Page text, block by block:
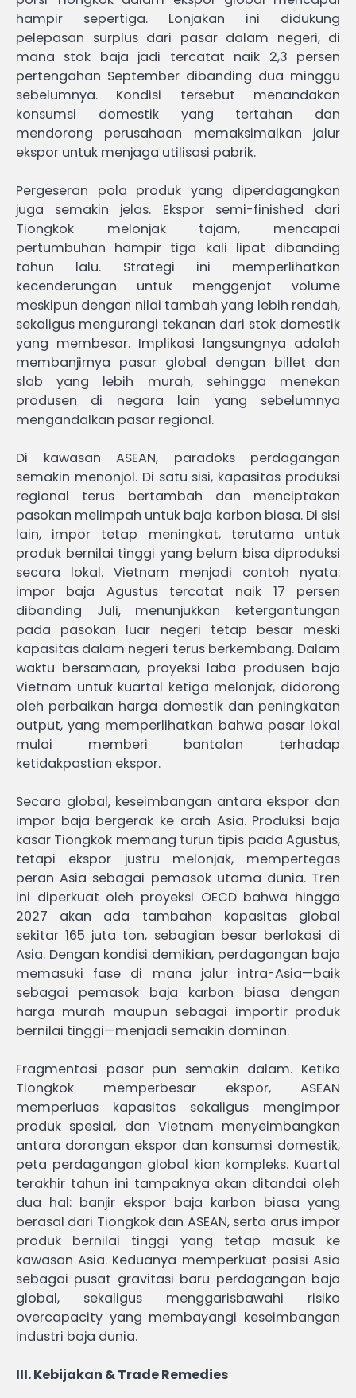
hampir sepertiga. Lonjakan ini didukung
pelepasan surplus dari pasar dalam negeri, di
mana stok baja jadi tercatat naik 2,3 persen
pertengahan September dibanding dua minggu
sebelumnya. Kondisi tersebut menandakan
konsumsi domestik yang tertahan dan
mendorong perusahaan memaksimalkan jalur
ekspor untuk menjaga utilisasi pabrik.
Pergeseran pola produk yang diperdagangkan
juga semakin jelas. Ekspor semi-finished dari
Tiongkok melonjak tajam, mencapai
pertumbuhan hampir tiga kali lipat dibanding
tahun lalu. Strategi ini memperlihatkan
kecenderungan untuk menggenjot volume
meskipun dengan nilai tambah yang lebih rendah,
sekaligus mengurangi tekanan dari stok domestik
yang membesar. Implikasi langsungnya adalah
membanjirnya pasar global dengan billet dan
slab yang lebih murah, sehingga menekan
produsen di negara lain yang sebelumnya
mengandalkan pasar regional.
Di kawasan ASEAN, paradoks perdagangan
semakin menonjol. Di satu sisi, kapasitas produksi
regional terus bertambah dan menciptakan
pasokan melimpah untuk baja karbon biasa. Di sisi
lain, impor tetap meningkat, terutama untuk
produk bernilai tinggi yang belum bisa diproduksi
secara lokal. Vietnam menjadi contoh nyata:
impor baja Agustus tercatat naik 17 persen
dibanding Juli, menunjukkan ketergantungan
pada pasokan luar negeri tetap besar meski
kapasitas dalam negeri terus berkembang. Dalam
waktu bersamaan, proyeksi laba produsen baja
Vietnam untuk kuartal ketiga melonjak, didorong
oleh perbaikan harga domestik dan peningkatan
output, yang memperlihatkan bahwa pasar lokal
mulai memberi bantalan terhadap
ketidakpastian ekspor.
Secara global, keseimbangan antara ekspor dan
impor baja bergerak ke arah Asia. Produksi baja
kasar Tiongkok memang turun tipis pada Agustus,
tetapi ekspor justru melonjak, mempertegas
peran Asia sebagai pemasok utama dunia. Tren
ini diperkuat oleh proyeksi OECD bahwa hingga
2027 akan ada tambahan kapasitas global
sekitar 165 juta ton, sebagian besar berlokasi di
Asia. Dengan kondisi demikian, perdagangan baja
memasuki fase di mana jalur intra-Asia—baik
sebagai pemasok baja karbon biasa dengan
harga murah maupun sebagai importir produk
bernilai tinggi—menjadi semakin dominan.
Fragmentasi pasar pun semakin dalam. Ketika
Tiongkok memperbesar ekspor, ASEAN
memperluas kapasitas sekaligus mengimpor
produk spesial, dan Vietnam menyeimbangkan
antara dorongan ekspor dan konsumsi domestik,
peta perdagangan global kian kompleks. Kuartal
terakhir tahun ini tampaknya akan ditandai oleh
dua hal: banjir ekspor baja karbon biasa yang
berasal dari Tiongkok dan ASEAN, serta arus impor
produk bernilai tinggi yang tetap masuk ke
kawasan Asia. Keduanya memperkuat posisi Asia
sebagai pusat gravitasi baru perdagangan baja
global, sekaligus menggarisbawahi risiko
overcapacity yang membayangi keseimbangan
industri baja dunia.
III. Kebijakan & Trade Remedies